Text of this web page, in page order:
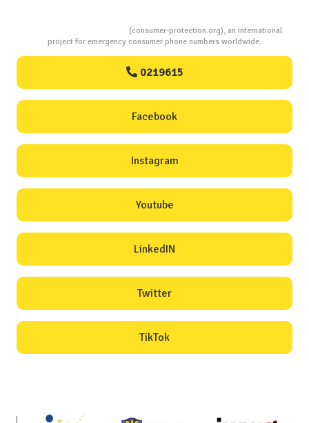
(consumer-protection.org), an international
project for emergency consumer phone numbers worldwide.
0219615
Facebook
Instagram
Youtube
LinkedIN
Twitter
TikTok